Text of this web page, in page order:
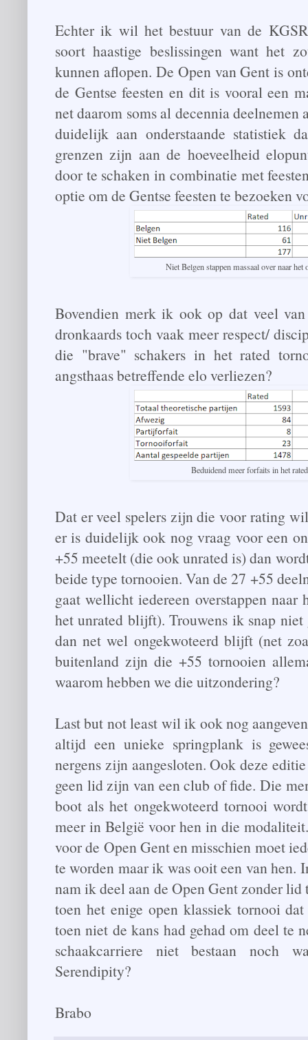
Echter ik wil het bestuur van de
soort haastige beslissingen want het
kunnen aflopen. De Open van Gent is
de Gentse feesten en dit is vooral een
net daarom soms al decennia
duidelijk aan onderstaande statistiek
grenzen zijn aan de hoeveelheid
door te schaken in combinatie met
optie om de Gentse feesten te bezoeken
Niet Belgen stappen massaal over naar
Bovendien merk ik ook op dat veel
dronkaards toch vaak meer respect/
die "brave" schakers in het rated
angsthaas betreffende elo verliezen?
Beduidend meer forfaits in het
Dat er veel spelers zijn die voor rating
er is duidelijk ook nog vraag voor een
+55 meetelt (die ook unrated is) dan
beide type tornooien. Van de 27 +55
gaat wellicht iedereen overstappen
het unrated blijft). Trouwens ik snap
dan net wel ongekwoteerd blijft (net
buitenland zijn die +55 tornooien
waarom hebben we die uitzondering?
Last but not least wil ik ook nog
altijd een unieke springplank is
nergens zijn aangesloten. Ook deze
geen lid zijn van een club of fide. Die
boot als het ongekwoteerd tornooi
meer in België voor hen in die
voor de Open Gent en misschien moet
te worden maar ik was ooit een van hen.
nam ik deel aan de Open Gent zonder
toen het enige open klassiek tornooi
toen niet de kans had gehad om deel te
schaakcarriere niet bestaan noch
Serendipity?
Brabo